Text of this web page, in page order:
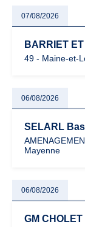
07/08/2026
BARRIET
49 - Maine-et-
06/08/2026
SELARL
Mayenne
06/08/2026
GM